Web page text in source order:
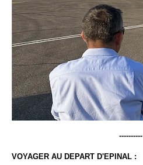
----------
VOYAGER AU DEPART D'EPINAL :